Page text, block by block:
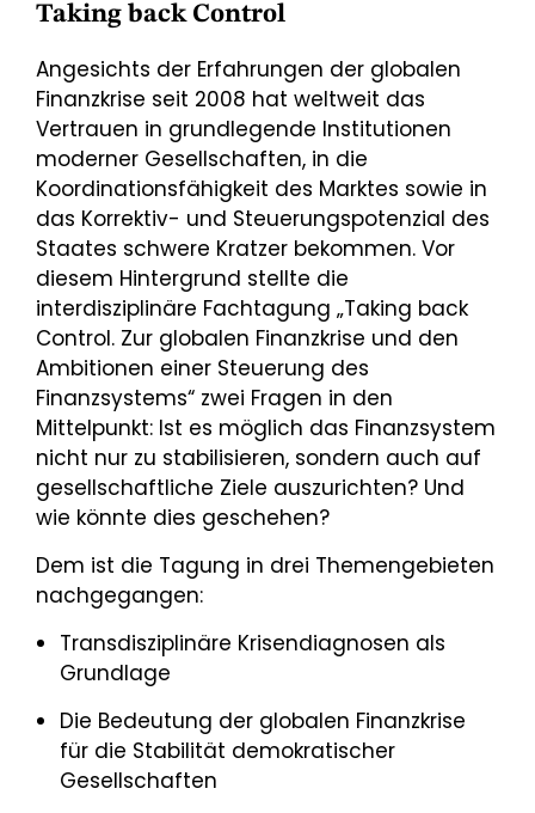
Taking back Control
Angesichts der Erfahrungen der globalen
Finanzkrise seit 2008 hat weltweit das
Vertrauen in grundlegende Institutionen
moderner Gesellschaften, in die
Koordinationsfähigkeit des Marktes sowie in
das Korrektiv- und Steuerungspotenzial des
Staates schwere Kratzer bekommen. Vor
diesem Hintergrund stellte die
interdisziplinäre Fachtagung „Taking back
Control. Zur globalen Finanzkrise und den
Ambitionen einer Steuerung des
Finanzsystems“ zwei Fragen in den
Mittelpunkt: Ist es möglich das Finanzsystem
nicht nur zu stabilisieren, sondern auch auf
gesellschaftliche Ziele auszurichten? Und
wie könnte dies geschehen?
Dem ist die Tagung in drei Themengebieten
nachgegangen:
Transdisziplinäre Krisendiagnosen als
Grundlage
Die Bedeutung der globalen Finanzkrise
für die Stabilität demokratischer
Gesellschaften